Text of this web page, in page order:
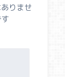
りませ